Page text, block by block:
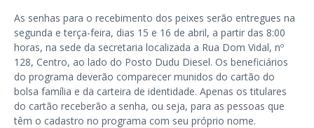
As senhas para o recebimento dos peixes serão entregues na
segunda e terça-feira, dias 15 e 16 de abril, a partir das 8:00
horas, na sede da secretaria localizada a Rua Dom Vidal, nº
128, Centro, ao lado do Posto Dudu Diesel. Os beneficiários
do programa deverão comparecer munidos do cartão do
bolsa família e da carteira de identidade. Apenas os titulares
do cartão receberão a senha, ou seja, para as pessoas que
têm o cadastro no programa com seu próprio nome.